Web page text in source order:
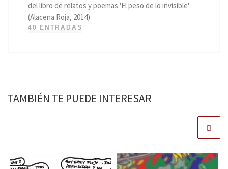
del libro de relatos y poemas 'El peso de lo invisible'
(Alacena Roja, 2014)
40 ENTRADAS
TAMBIÉN TE PUEDE INTERESAR